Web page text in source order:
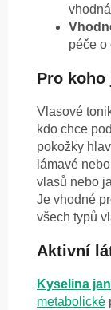
péče o
Pro koho
Vlasové
kdo chce
pokožky
lámavé
vlasů nebo
Je vhodné
všech typů
Aktivní
Kyselina
metabolické